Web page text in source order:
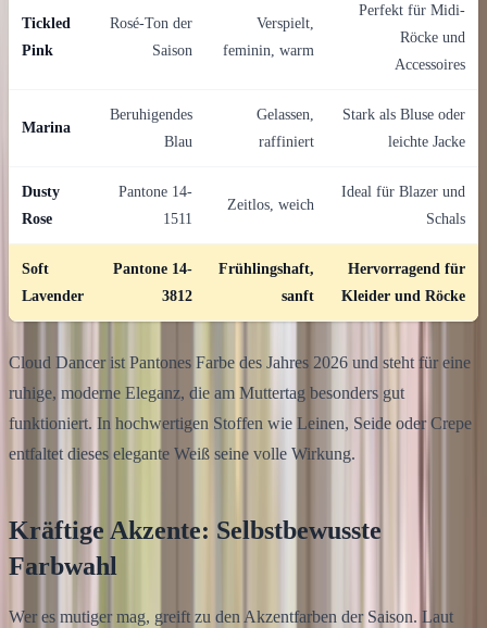
Tickled
Pink
Rosé-Ton der
Saison
Verspielt,
feminin, warm
Perfekt für Midi-
Röcke und
Accessoires
Marina
Beruhigendes
Blau
Gelassen,
raffiniert
Stark als Bluse oder
leichte Jacke
Dusty
Rose
Pantone 14-
1511
Zeitlos, weich
Ideal für Blazer und
Schals
Soft
Lavender
Pantone 14-
3812
Frühlingshaft,
sanft
Hervorragend für
Kleider und Röcke
Cloud Dancer ist Pantones Farbe des Jahres 2026 und steht für eine
ruhige, moderne Eleganz, die am Muttertag besonders gut
funktioniert. In hochwertigen Stoffen wie Leinen, Seide oder Crepe
entfaltet dieses elegante Weiß seine volle Wirkung.
Kräftige Akzente: Selbstbewusste
Farbwahl
Wer es mutiger mag, greift zu den Akzentfarben der Saison. Laut